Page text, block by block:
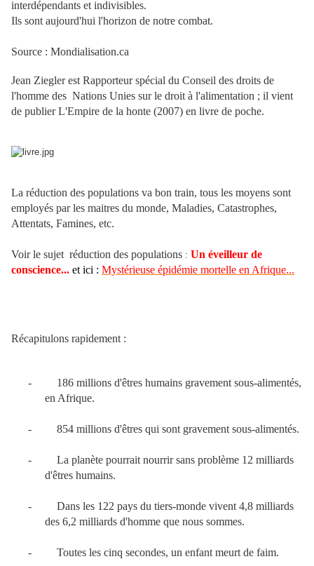
interdépendants et indivisibles.
Ils sont aujourd'hui l'horizon de notre combat.
Source : Mondialisation.ca
Jean Ziegler est Rapporteur spécial du Conseil des droits de
l'homme des Nations Unies sur le droit à l'alimentation ; il vient
de publier L'Empire de la honte (2007) en livre de poche.
La réduction des populations va bon train, tous les moyens sont
employés par les maitres du monde, Maladies, Catastrophes,
Attentats, Famines, etc.
Voir le sujet réduction des populations : Un éveilleur de
conscience... et ici : Mystérieuse épidémie mortelle en Afrique...
Récapitulons rapidement :
-
186 millions d'êtres humains gravement sous-alimentés,
en Afrique.
- 854 millions d'êtres qui sont gravement sous-alimentés.
-
La planète pourrait nourrir sans problème 12 milliards
d'êtres humains.
-
Dans les 122 pays du tiers-monde vivent 4,8 milliards
des 6,2 milliards d'homme que nous sommes.
- Toutes les cinq secondes, un enfant meurt de faim.